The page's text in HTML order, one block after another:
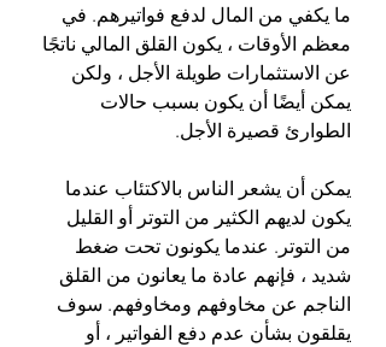
ما يكفي من المال لدفع فواتيرهم. في
معظم الأوقات ، يكون القلق المالي ناتجًا
عن الاستثمارات طويلة الأجل ، ولكن
يمكن أيضًا أن يكون بسبب حالات
الطوارئ قصيرة الأجل.
يمكن أن يشعر الناس بالاكتئاب عندما
يكون لديهم الكثير من التوتر أو القليل
من التوتر. عندما يكونون تحت ضغط
شديد ، فإنهم عادة ما يعانون من القلق
الناجم عن مخاوفهم ومخاوفهم. سوف
يقلقون بشأن عدم دفع الفواتير ، أو